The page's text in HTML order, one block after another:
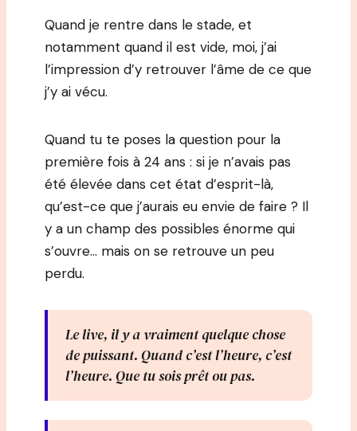
Quand je rentre dans le stade, et
notamment quand il est vide, moi, j’ai
l’impression d’y retrouver l’âme de ce que
j’y ai vécu.
Quand tu te poses la question pour la
première fois à 24 ans : si je n’avais pas
été élevée dans cet état d’esprit-là,
qu’est-ce que j’aurais eu envie de faire ? Il
y a un champ des possibles énorme qui
s’ouvre… mais on se retrouve un peu
perdu.
Le live, il y a vraiment quelque chose
de puissant. Quand c’est l’heure, c’est
l’heure. Que tu sois prêt ou pas.